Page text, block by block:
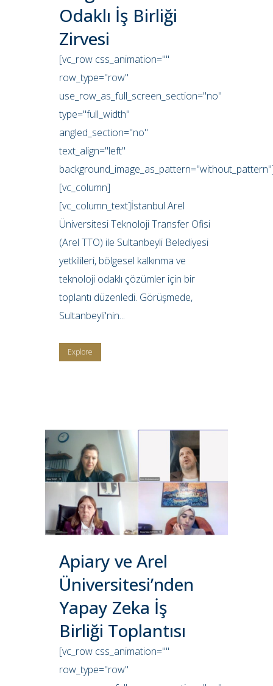
Odaklı İş Birliği
Zirvesi
[vc_row css_animation=""
row_type="row"
use_row_as_full_screen_section="no"
type="full_width"
angled_section="no"
text_align="left"
[vc_column]
[vc_column_text]İstanbul Arel
Üniversitesi Teknoloji Transfer Ofisi
(Arel TTO) ile Sultanbeyli Belediyesi
yetkilileri, bölgesel kalkınma ve
teknoloji odaklı çözümler için bir
toplantı düzenledi. Görüşmede,
Sultanbeyli'nin...
Explore
Apiary ve Arel
Üniversitesi’nden
Yapay Zeka İş
Birliği Toplantısı
[vc_row css_animation=""
row_type="row"